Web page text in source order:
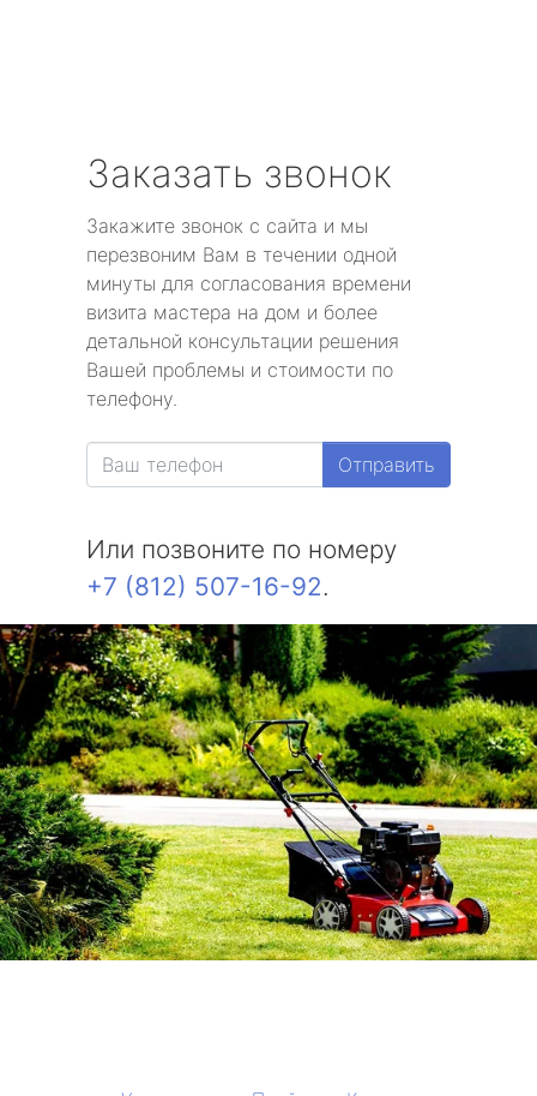
Заказать звонок
Закажите звонок с сайта и мы
перезвоним Вам в течении одной
минуты для согласования времени
визита мастера на дом и более
детальной консультации решения
Вашей проблемы и стоимости по
телефону.
Отправить
Или позвоните по номеру
+7 (812) 507-16-92.